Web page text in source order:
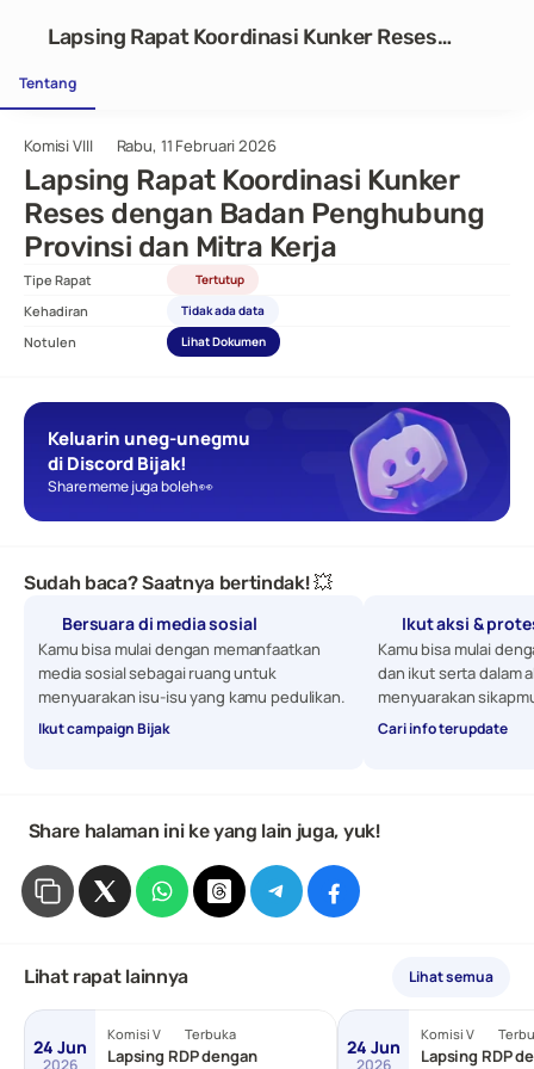
Komisi VIII Rabu, 11 Februari 2026
Lapsing Rapat Koordinasi Kunker
Reses dengan Badan Penghubung
Provinsi dan Mitra Kerja
Tipe Rapat Tertutup
Kehadiran Tidak ada data
Notulen Lihat Dokumen
Keluarin uneg-unegmu
di Discord Bijak!
Share meme juga boleh 👀
Sudah baca? Saatnya bertindak! 💥
Bersuara di media sosial
Kamu bisa mulai dengan memanfaatkan
media sosial sebagai ruang untuk
menyuarakan isu-isu yang kamu pedulikan.
Ikut campaign Bijak
Ikut aksi &
Kamu bisa mulai
dan ikut serta dalam
menyuarakan
Cari info terupdate
Share halaman ini ke yang lain juga, yuk!
Lihat rapat lainnya Lihat semua
24 Jun
2026
Komisi V Terbuka
Lapsing RDP dengan
24 Jun
2026
Komisi V
Lapsing RDP
Lapsing Rapat Koordinasi Kunker Reses
Kerja
Tentang